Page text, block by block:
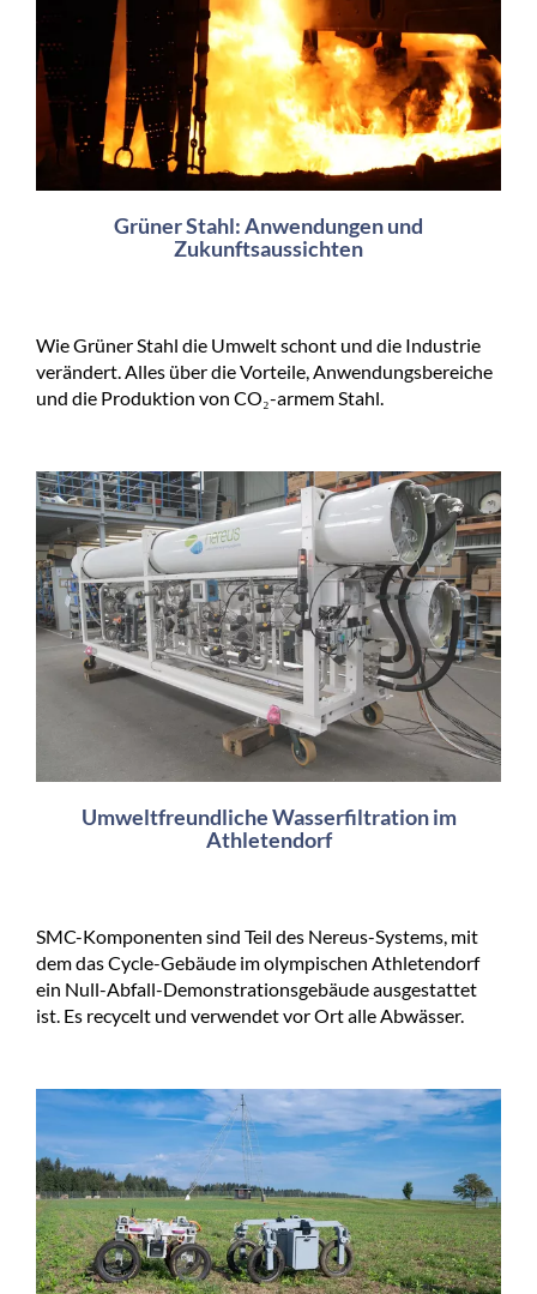
Grüner Stahl: Anwendungen und
Zukunftsaussichten
Wie Grüner Stahl die Umwelt schont und die Industrie
verändert. Alles über die Vorteile, Anwendungsbereiche
und die Produktion von CO₂-armem Stahl.
Umweltfreundliche Wasserfiltration im
Athletendorf
SMC-Komponenten sind Teil des Nereus-Systems, mit
dem das Cycle-Gebäude im olympischen Athletendorf
ein Null-Abfall-Demonstrationsgebäude ausgestattet
ist. Es recycelt und verwendet vor Ort alle Abwässer.